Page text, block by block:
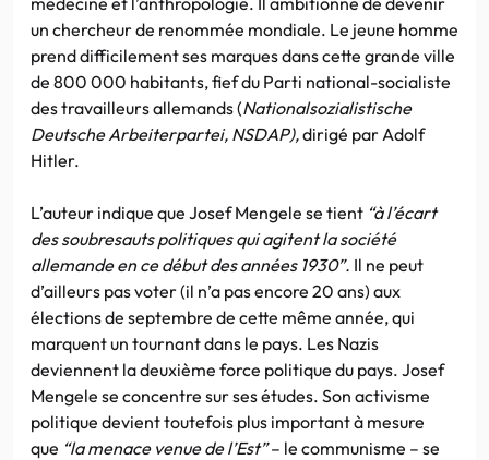
un chercheur de renommée mondiale. Le jeune homme
prend difficilement ses marques dans cette grande ville
de 800 000 habitants, fief du Parti national-socialiste
des travailleurs allemands (Nationalsozialistische
Deutsche Arbeiterpartei, NSDAP),dirigé par Adolf
Hitler.
L’auteur indique que Josef Mengele se tient “à l’écart
des soubresauts politiques qui agitent la société
allemande en ce début des années 1930”. Il ne peut
d’ailleurs pas voter (il n’a pas encore 20 ans) aux
élections de septembre de cette même année, qui
marquent un tournant dans le pays. Les Nazis
deviennent la deuxième force politique du pays. Josef
Mengele se concentre sur ses études. Son activisme
politique devient toutefois plus important à mesure
que “la menace venue de l’Est”– le communisme – se